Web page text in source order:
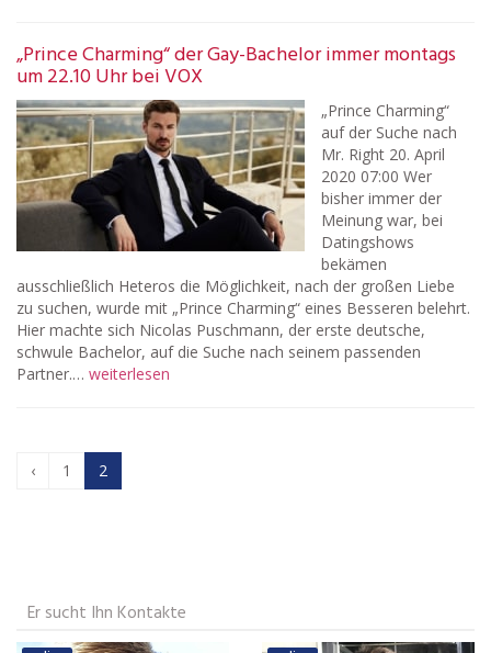
„Prince Charming“ der Gay-Bachelor immer montags
um 22.10 Uhr bei VOX
„Prince Charming“
auf der Suche nach
Mr. Right 20. April
2020 07:00 Wer
bisher immer der
Meinung war, bei
Datingshows
bekämen
ausschließlich Heteros die Möglichkeit, nach der großen Liebe
zu suchen, wurde mit „Prince Charming“ eines Besseren belehrt.
Hier machte sich Nicolas Puschmann, der erste deutsche,
schwule Bachelor, auf die Suche nach seinem passenden
Partner.… weiterlesen
‹ 1 2
Er sucht Ihn Kontakte